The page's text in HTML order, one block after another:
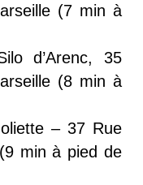
(7 min à
d’Arenc, 35
(8 min à
– 37 Rue
min à pied de